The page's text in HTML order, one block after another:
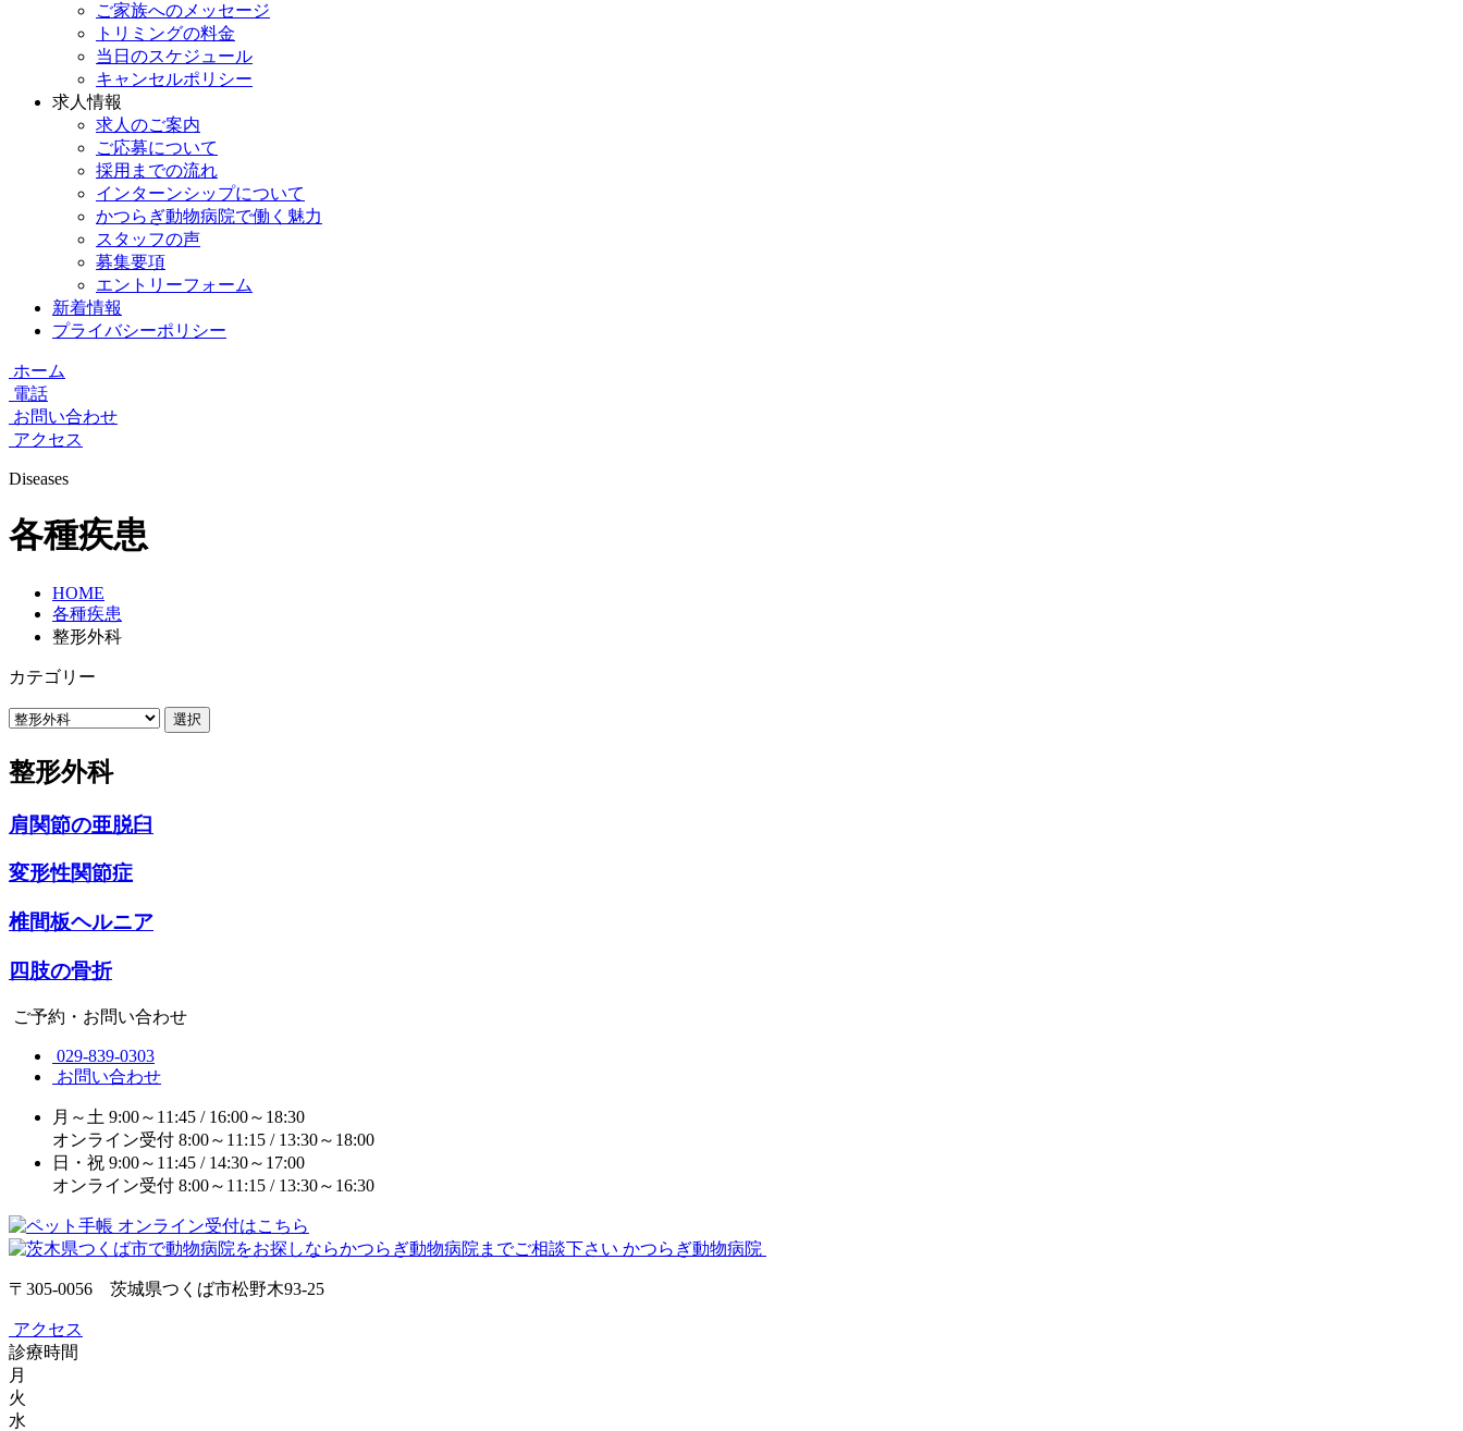
ご家族へのメッセージ
トリミングの料金
当日のスケジュール
キャンセルポリシー
求人情報
求人のご案内
ご応募について
採用までの流れ
インターンシップについて
かつらぎ動物病院で働く魅力
スタッフの声
募集要項
エントリーフォーム
新着情報
プライバシーポリシー
ホーム
電話
お問い合わせ
アクセス
Diseases
各種疾患
HOME
各種疾患
整形外科
カテゴリー
選択
整形外科
肩関節の亜脱臼
変形性関節症
椎間板ヘルニア
四肢の骨折
ご予約・お問い合わせ
029-839-0303
お問い合わせ
月～土 9:00～11:45 / 16:00～18:30
オンライン受付 8:00～11:15 / 13:30～18:00
日・祝 9:00～11:45 / 14:30～17:00
オンライン受付 8:00～11:15 / 13:30～16:30
かつらぎ動物病院
〒305-0056 茨城県つくば市松野木93-25
アクセス
診療時間
月
火
水